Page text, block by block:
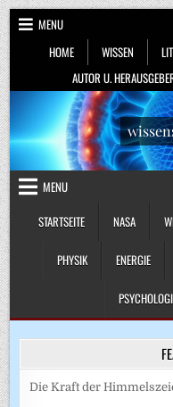
Skip
to
content
MENU
HOME
WISSEN
AUTOR U.
MENU
STARTSEITE
NASA
PHYSIK ENERGIE
Die Kraft der